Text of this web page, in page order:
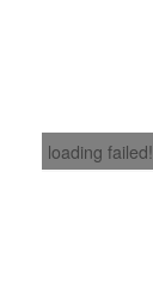
loading failed!